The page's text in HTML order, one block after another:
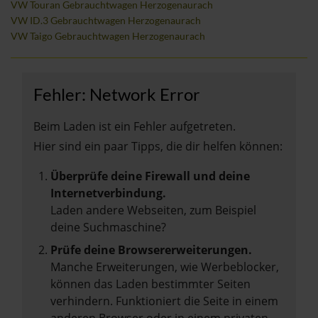
VW Touran Gebrauchtwagen Herzogenaurach
VW ID.3 Gebrauchtwagen Herzogenaurach
VW Taigo Gebrauchtwagen Herzogenaurach
Fehler: Network Error
Beim Laden ist ein Fehler aufgetreten.
Hier sind ein paar Tipps, die dir helfen können:
Überprüfe deine Firewall und deine
Internetverbindung.
Laden andere Webseiten, zum Beispiel
deine Suchmaschine?
Prüfe deine Browsererweiterungen.
Manche Erweiterungen, wie Werbeblocker,
können das Laden bestimmter Seiten
verhindern. Funktioniert die Seite in einem